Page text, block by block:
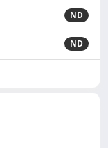
ND
ND